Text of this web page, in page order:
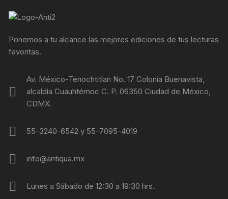
Ponemos a tu alcance las mejores ediciones de tus lecturas
favoritas.
Av. México-Tenochtitlan No. 17 Colonia Buenavista,
alcaldía Cuauhtémoc C. P. 06350 Ciudad de México,
CDMX.
55-3240-6542 y 55-7095-4019
info@antiqua.mx
Lunes a Sábado de 12:30 a 19:30 hrs.